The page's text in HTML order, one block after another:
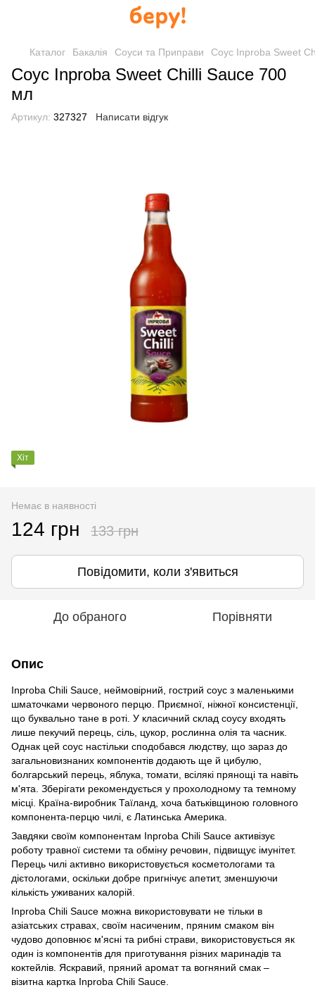
Каталог Бакалія Соуси та Приправи Соус Inproba Sweet
Соус Inproba Sweet Chilli Sauce 700
мл
Артикул: 327327 Написати відгук
Хіт
Немає в наявності
124 грн 133 грн
Повідомити, коли з'явиться
До обраного Порівняти
Опис
Inproba Chili Sauce, неймовірний, гострий соус з маленькими
шматочками червоного перцю. Приємної, ніжної консистенції,
що буквально тане в роті. У класичний склад соусу входять
лише пекучий перець, сіль, цукор, рослинна олія та часник.
Однак цей соус настільки сподобався людству, що зараз до
загальновизнаних компонентів додають ще й цибулю,
болгарський перець, яблука, томати, всілякі прянощі та навіть
м'ята. Зберігати рекомендується у прохолодному та темному
місці. Країна-виробник Таїланд, хоча батьківщиною головного
компонента-перцю чилі, є Латинська Америка.
Завдяки своїм компонентам Inproba Chili Sauce активізує
роботу травної системи та обміну речовин, підвищує імунітет.
Перець чилі активно використовується косметологами та
дієтологами, оскільки добре пригнічує апетит, зменшуючи
кількість уживаних калорій.
Inproba Chili Sauce можна використовувати не тільки в
азіатських стравах, своїм насиченим, пряним смаком він
чудово доповнює м'ясні та рибні страви, використовується як
один із компонентів для приготування різних маринадів та
коктейлів. Яскравий, пряний аромат та вогняний смак –
візитна картка Inproba Chili Sauce.